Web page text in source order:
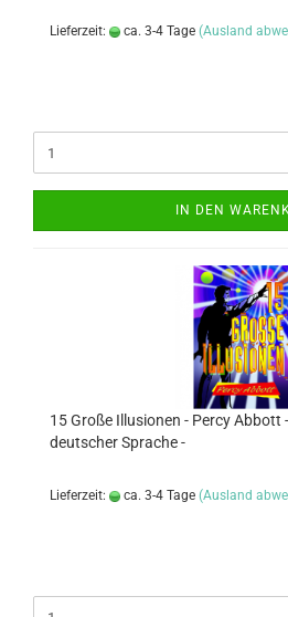
Lieferzeit: ca. 3-4 Tage (Ausland
IN DEN
15 Große Illusionen - Percy Abbott
deutscher Sprache -
Lieferzeit: ca. 3-4 Tage (Ausland